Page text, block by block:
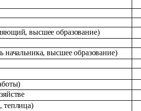
высшее образование)
начальника, высшее образование)
теплица)